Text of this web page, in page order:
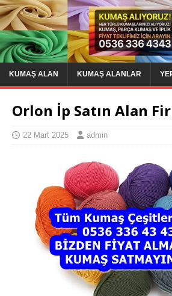
KUMAŞ ALAN KUMAŞ ALANLAR
Orlon İp Satın Alan
22 Mart 2025 admin